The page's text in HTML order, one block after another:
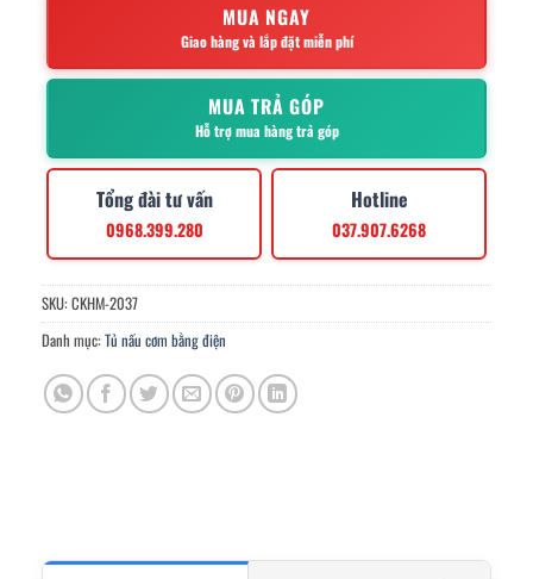
MUA NGAY
Giao hàng và lắp đặt miễn phí
MUA TRẢ GÓP
Hỗ trợ mua hàng trả góp
Tổng đài tư vấn
0968.399.280
Hotline
037.907.6268
SKU: CKHM-2037
Danh mục: Tủ nấu cơm bằng điện